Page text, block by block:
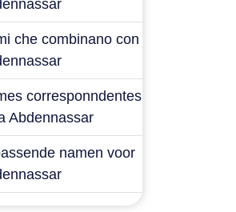
che combinano con
corresponndentes
Abdennassar
namen voor